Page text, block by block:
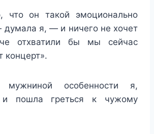
что он такой эмоционально
думала я, — и ничего не хочет
отхватили бы мы сейчас
концерт».
особенности я,
и пошла греться к чужому